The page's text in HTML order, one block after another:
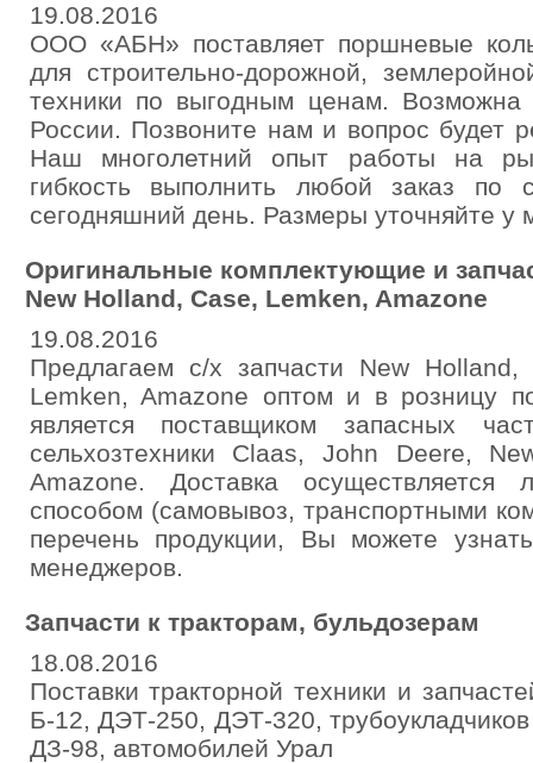
19.08.2016
ООО «АБН» поставляет поршневые
для строительно-дорожной,
техники по выгодным ценам. Возможна
России. Позвоните нам и вопрос будет
Наш многолетний опыт работы на
гибкость выполнить любой заказ по
сегодняшний день. Размеры уточняйте у
Оригинальные комплектующие и
New Holland, Case, Lemken, Amazone
19.08.2016
Предлагаем с/х запчасти New
Lemken, Amazone оптом и в розницу
является поставщиком запасных
сельхозтехники Claas, John Deere,
Amazone. Доставка
способом (самовывоз, транспортными
перечень продукции, Вы можете
менеджеров.
Запчасти к тракторам, бульдозерам
18.08.2016
Поставки тракторной техники и
Б-12, ДЭТ-250, ДЭТ-320,
ДЗ-98, автомобилей Урал